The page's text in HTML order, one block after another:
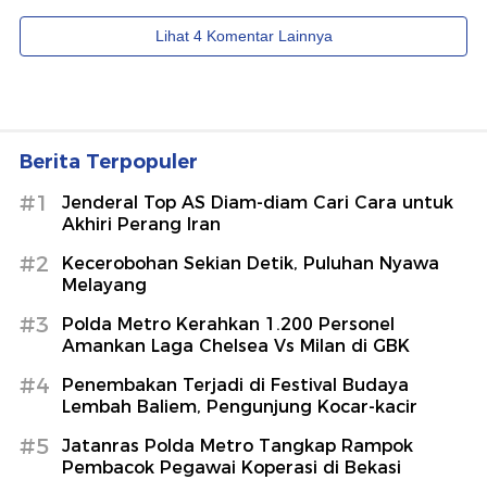
Berita Terpopuler
#1
Jenderal Top AS Diam-diam Cari Cara untuk
Akhiri Perang Iran
#2
Kecerobohan Sekian Detik, Puluhan Nyawa
Melayang
#3
Polda Metro Kerahkan 1.200 Personel
Amankan Laga Chelsea Vs Milan di GBK
#4
Penembakan Terjadi di Festival Budaya
Lembah Baliem, Pengunjung Kocar-kacir
#5
Jatanras Polda Metro Tangkap Rampok
Pembacok Pegawai Koperasi di Bekasi